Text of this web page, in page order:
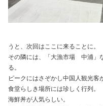
うと、次回はここに来ることに。
その隣には、「大漁市場 中浦」
る。
ピークにはさぞかし中国人観光客
食堂らしき場所には珍しく行列。
海鮮丼が人気らしい。